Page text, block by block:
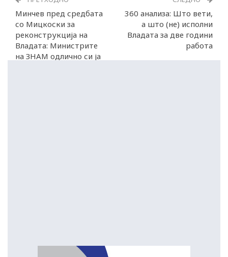
Минчев пред средбата
со Мицкоски за
реконструкција на
Владата: Министрите
на ЗНАМ одлично си ја
360 анализа: Што вети,
а што (не) исполни
Владата за две години
работа